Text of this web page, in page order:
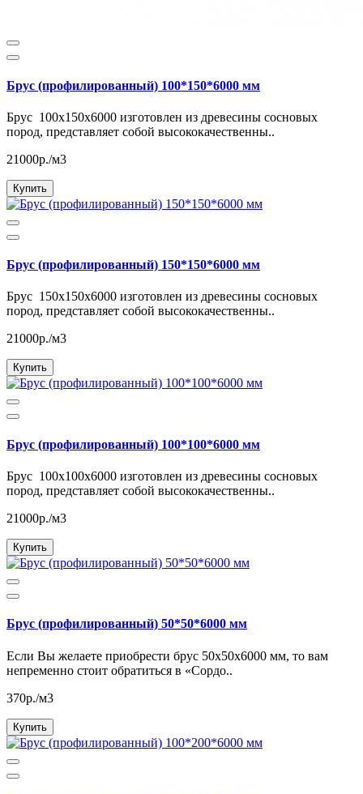
Брус (профилированный) 100*150*6000 мм
Брус 100x150x6000 изготовлен из древесины сосновых
пород, представляет собой высококачественны..
21000р./м3
Купить
Брус (профилированный) 150*150*6000 мм
Брус 150x150x6000 изготовлен из древесины сосновых
пород, представляет собой высококачественны..
21000р./м3
Купить
Брус (профилированный) 100*100*6000 мм
Брус 100x100x6000 изготовлен из древесины сосновых
пород, представляет собой высококачественны..
21000р./м3
Купить
Брус (профилированный) 50*50*6000 мм
Если Вы желаете приобрести брус 50х50х6000 мм, то вам
непременно стоит обратиться в «Сордо..
370р./м3
Купить